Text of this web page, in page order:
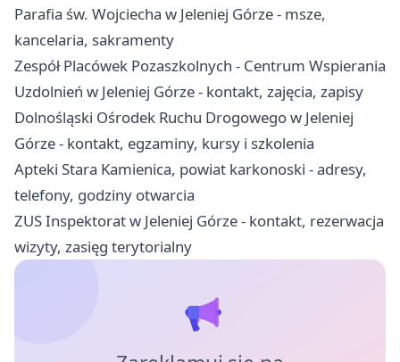
Parafia św. Wojciecha w Jeleniej Górze - msze,
kancelaria, sakramenty
Zespół Placówek Pozaszkolnych - Centrum Wspierania
Uzdolnień w Jeleniej Górze - kontakt, zajęcia, zapisy
Dolnośląski Ośrodek Ruchu Drogowego w Jeleniej
Górze - kontakt, egzaminy, kursy i szkolenia
Apteki Stara Kamienica, powiat karkonoski - adresy,
telefony, godziny otwarcia
ZUS Inspektorat w Jeleniej Górze - kontakt, rezerwacja
wizyty, zasięg terytorialny